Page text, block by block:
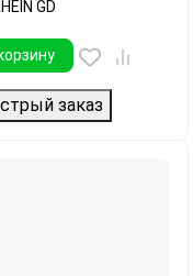
GD
заказ